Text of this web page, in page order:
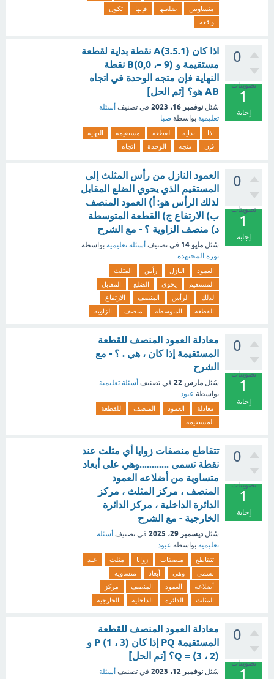
متساويين
ضلعيها فإنها
تكون
واقعة
0
تصويتات
1
إجابة
اذا كان (3.5.1)A نقطة بداية لقطعة
مستقيمة و (9 –، 0,0)B نقطة
النهاية فإن متجه الوحدة في اتجاه
AB هو؟ [تم الحل]
سُئل نوفمبر 16، 2023 في تصنيف أسئلة
تعليمية بواسطة صبا
اذا بداية لقطعة مستقيمة
النهاية
فإن
متجه الوحدة اتجاه
0
تصويتات
1
إجابة
العمود النازل من رأس المثلث إلى
المستقيم الذي يحوي الضلع المقابل
لذلك الرأس هو: أ) العمود المنصف
ب) الارتفاع ج) القطعة المتوسطة
د) منصف الزاوية ؟ - مع الشرح
سُئل مايو 14 في تصنيف أسئلة تعليمية بواسطة
نورة المجتهدة
العمود النازل رأس
المثلث
المستقيم
يحوي الضلع
المقابل
لذلك
الرأس المنصف
الارتفاع
القطعة
المتوسطة منصف الزاوية
0
تصويتات
1
إجابة
معادلة العمود المنصف للقطعة
المستقيمة إذا كان ، هي . ؟ - مع
الشرح
سُئل مارس 22 في تصنيف أسئلة تعليمية
بواسطة عبود
معادلة العمود المنصف
للقطعة
المستقيمة
0
تصويتات
1
إجابة
تتقاطع منصفات زوايا أي مثلث عند
نقطة تسمى ............وهي على أبعاد
متساوية من أضلاعه العمود
المنصف ، مركز المثلث ، مركز
الدائرة الداخلية ، مركز الدائرة
الخارجية - مع الشرح
سُئل ديسمبر 29، 2025 في تصنيف أسئلة
تعليمية بواسطة عبود
تتقاطع منصفات زوايا مثلث
عند
تسمى
وهي أبعاد
متساوية
أضلاعه
العمود المنصف
مركز
المثلث
الدائرة الداخلية الخارجية
0
تصويتات
1
معادلة العمود المنصف للقطعة
المستقيمة PQ إذا كان (3 ، 1) P و
Q = (3 ، 2)؟ [تم الحل]
سُئل نوفمبر 12، 2023 في تصنيف أسئلة